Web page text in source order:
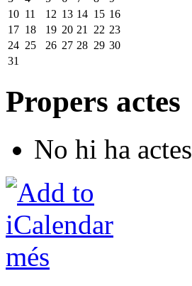
10 11 12 13 14 15 16
17 18 19 20 21 22 23
24 25 26 27 28 29 30
31
Propers actes
No hi ha actes
més